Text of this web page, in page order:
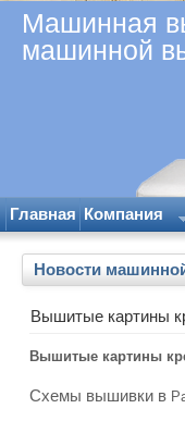
Машинная
машинной
Главная Компания
Новости
Вышитые картины
Вышитые картины
Схемы вышивки в